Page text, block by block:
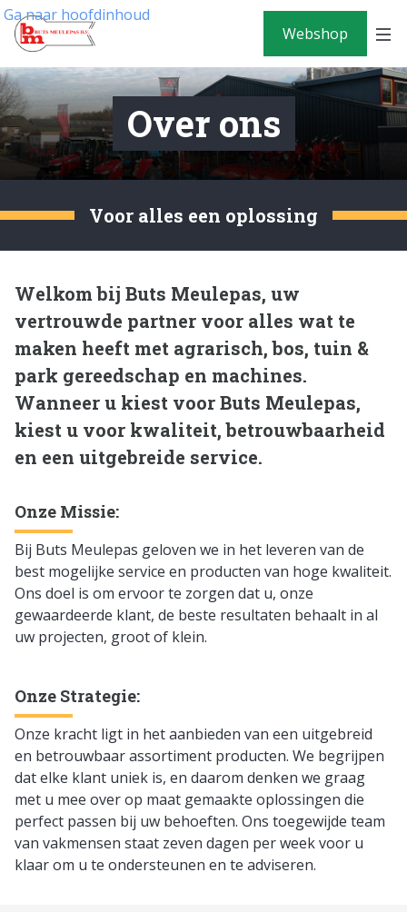
Ga naar hoofdinhoud
Webshop
Over ons
Voor alles een oplossing
Welkom bij Buts Meulepas, uw
vertrouwde partner voor alles wat te
maken heeft met agrarisch, bos, tuin &
park gereedschap en machines.
Wanneer u kiest voor Buts Meulepas,
kiest u voor kwaliteit, betrouwbaarheid
en een uitgebreide service.
Onze Missie:
Bij Buts Meulepas geloven we in het leveren van de
best mogelijke service en producten van hoge kwaliteit.
Ons doel is om ervoor te zorgen dat u, onze
gewaardeerde klant, de beste resultaten behaalt in al
uw projecten, groot of klein.
Onze Strategie:
Onze kracht ligt in het aanbieden van een uitgebreid
en betrouwbaar assortiment producten. We begrijpen
dat elke klant uniek is, en daarom denken we graag
met u mee over op maat gemaakte oplossingen die
perfect passen bij uw behoeften. Ons toegewijde team
van vakmensen staat zeven dagen per week voor u
klaar om u te ondersteunen en te adviseren.